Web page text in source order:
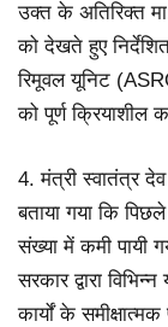
उक्त के अतिरिक्त मा.
को देखते हुए
रिमूवल यूनिट
को पूर्ण क्रियाशील
4. मंत्री स्वातंत्र देव
बताया गया कि
संख्या में कमी पायी
सरकार द्वारा
कार्यों के